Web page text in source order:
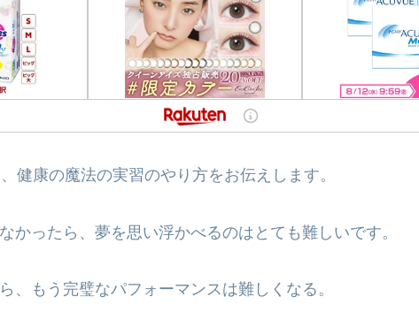
健康の魔法の実習のやり方をお伝えします。
かったら、夢を思い浮かべるのはとても難しいです。
、もう完璧なパフォーマンスは難しくなる。